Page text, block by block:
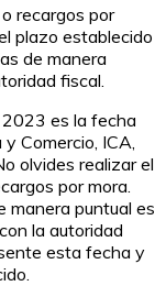
recargos por
plazo establecido
de manera
fiscal.
es la fecha
Comercio, ICA,
olvides realizar el
por mora.
manera puntual es
la autoridad
esta fecha y